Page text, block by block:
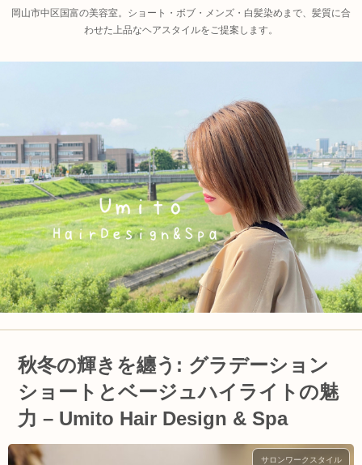
岡山市中区国富の美容室。ショート・ボブ・メンズ・白髪染めまで、髪質に合
わせた上品なヘアスタイルをご提案します。
秋冬の輝きを纏う: グラデーション
ショートとベージュハイライトの魅
力 – Umito Hair Design & Spa
サロンワークスタイル